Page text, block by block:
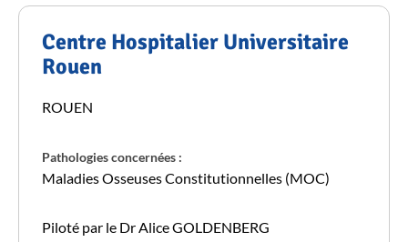
Centre Hospitalier Universitaire
Rouen
ROUEN
Pathologies concernées :
Maladies Osseuses Constitutionnelles (MOC)
Piloté par le Dr Alice GOLDENBERG